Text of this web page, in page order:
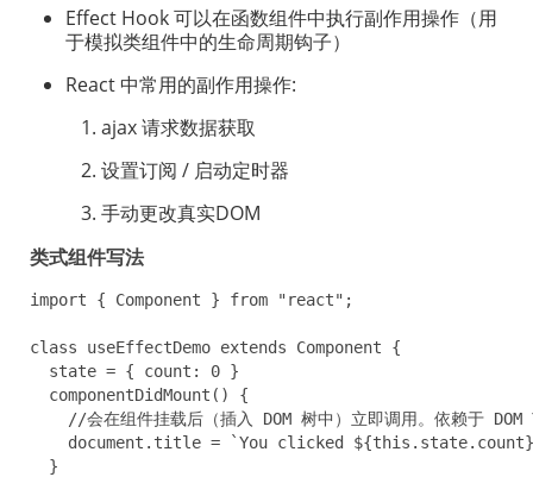
Effect Hook 可以在函数组件中执行副作用操作（用
于模拟类组件中的生命周期钩子）
React 中常用的副作用操作:
ajax 请求数据获取
设置订阅 / 启动定时器
手动更改真实DOM
类式组件写法
import { Component } from "react";
class useEffectDemo extends Component {
state = { count: 0 }
componentDidMount() {
//会在组件挂载后（插入 DOM 树中）立即调用。依赖于 DOM
document.title = `You clicked
}